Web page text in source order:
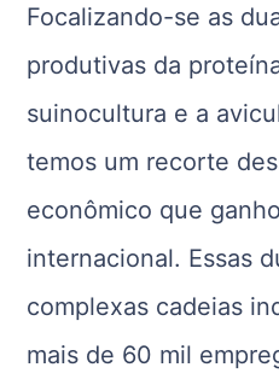
Focalizando-se as
produtivas da
suinocultura e a
temos um recorte
econômico que
internacional. Essas
complexas cadeias
mais de 60 mil